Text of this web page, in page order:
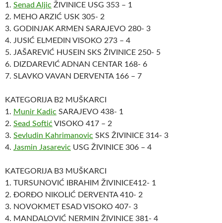
1. Senad Aljic ŽIVINICE USG 353 – 1
2. MEHO ARZIĆ USK 305- 2
3. GODINJAK ARMEN SARAJEVO 280- 3
4. JUSIĆ ELMEDIN VISOKO 273 – 4
5. JAŠAREVIĆ HUSEIN SKS ŽIVINICE 250- 5
6. DIZDAREVIĆ ADNAN CENTAR 168- 6
7. SLAVKO VAVAN DERVENTA 166 – 7
KATEGORIJA B2 MUŠKARCI
1. Munir Kadic SARAJEVO 438- 1
2. Sead Softić VISOKO 417 – 2
3. Sevludin Kahrimanovic SKS ŽIVINICE 314- 3
4. Jasmin Jasarevic USG ŽIVINICE 306 – 4
KATEGORIJA B3 MUŠKARCI
1. TURSUNOVIĆ IBRAHIM ŽIVINICE412- 1
2. ĐORĐO NIKOLIĆ DERVENTA 410- 2
3. NOVOKMET ESAD VISOKO 407- 3
4. MANDALOVIĆ NERMIN ŽIVINICE 381- 4